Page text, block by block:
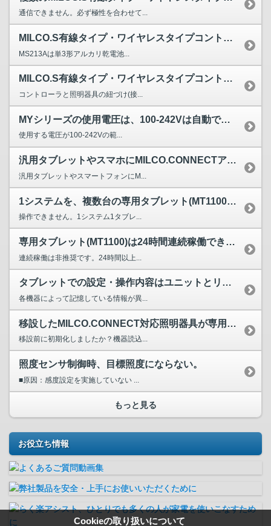
Cookieの取り扱いについて
通信できません。必ず極性を合わせて...
MILCO.S有線タイプ・ワイヤレスタイプコントローラに使...
MS213Aは単3形アルカリ乾電池...
MILCO.S有線タイプ・ワイヤレスタイプコントローラ及び...
コントローラと照明器具の紐づけ(接...
MYシリーズの使用電圧は、100-242Vは自動で認識しますか?
使用する電圧が100-242Vの範...
汎用タブレットやスマホにMILCO.CONNECTアプリを...
汎用タブレットやスマートフォンにM...
1システムを、複数台の専用タブレット(MT1100)で操作...
操作できません。1システム1タブレ...
専用タブレット(MT1100)は24時間連続稼働できますか？
連続稼働は非推奨です。24時間以上...
タブレットでの設定・操作内容はユニットとリモコンのどちらで...
各機器によって記憶している情報が異...
移設したMILCO.CONNECT対応照明器具が専用タブレ...
移設前に初期化しましたか？機器読込...
照度センサ制御時、目標照度にならない。
■原因：感度設定を実施していない ...
もっと見る
お役立ち情報